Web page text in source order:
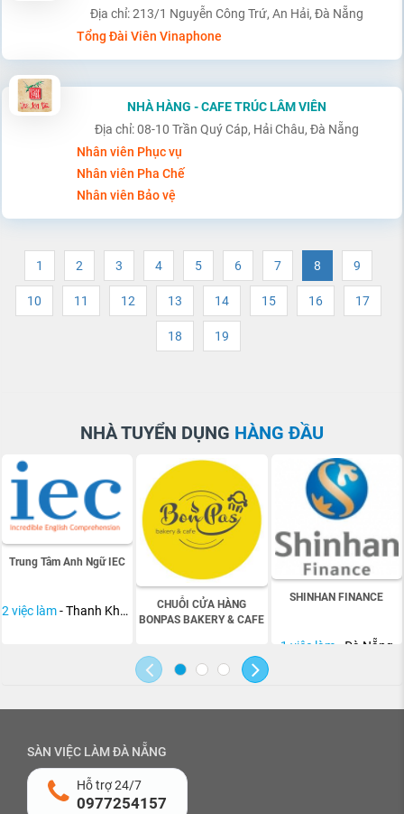
Địa chỉ: 213/1 Nguyễn Công Trứ, An Hải, Đà Nẵng
Tổng Đài Viên Vinaphone
NHÀ HÀNG - CAFE TRÚC LÂM VIÊN
Địa chỉ: 08-10 Trần Quý Cáp, Hải Châu, Đà Nẵng
Nhân viên Phục vụ
Nhân viên Pha Chế
Nhân viên Bảo vệ
1 2 3 4 5 6 7 8 9
10 11 12 13 14 15 16 17
18 19
NHÀ TUYỂN DỤNG HÀNG ĐẦU
Trung Tâm Anh Ngữ IEC
2 việc làm- Thanh Khê, Khu Vực Lân Cận Đà Nẵng
CHUỖI CỬA HÀNG
BONPAS BAKERY & CAFE
3 việc làm - Đà Nẵng
SHINHAN FINANCE
1 việc làm - Đà Nẵng
SÀN VIỆC LÀM ĐÀ NẴNG
Hỗ trợ 24/7
0977254157